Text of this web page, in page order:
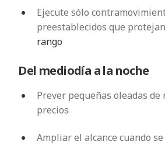
Ejecute sólo
preestablecidos que
rango
Del mediodía a la noche
Prever pequeñas oleadas de
precios
Ampliar el alcance cuando